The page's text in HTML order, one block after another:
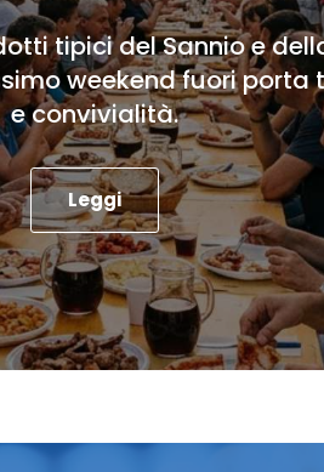
tipici del Sannio e
weekend fuori porta
e convivialità.
Leggi